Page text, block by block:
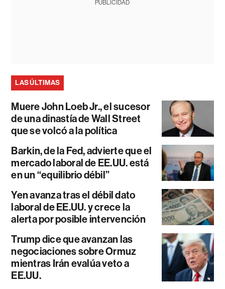
PUBLICIDAD
LAS ÚLTIMAS
Muere John Loeb Jr., el sucesor
de una dinastía de Wall Street
que se volcó a la política
Barkin, de la Fed, advierte que el
mercado laboral de EE.UU. está
en un “equilibrio débil”
Yen avanza tras el débil dato
laboral de EE.UU. y crece la
alerta por posible intervención
Trump dice que avanzan las
negociaciones sobre Ormuz
mientras Irán evalúa veto a
EE.UU.